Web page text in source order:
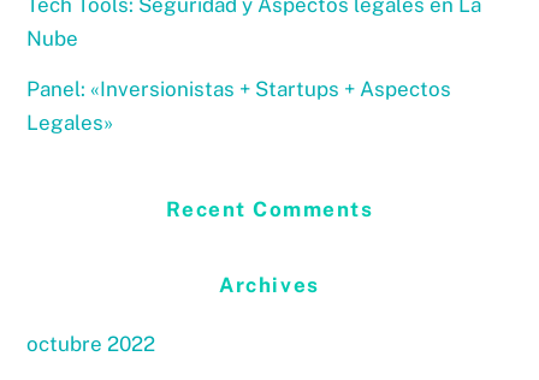
Tech Tools: Seguridad y Aspectos legales en La
Nube
Panel: «Inversionistas + Startups + Aspectos
Legales»
Recent Comments
Archives
octubre 2022